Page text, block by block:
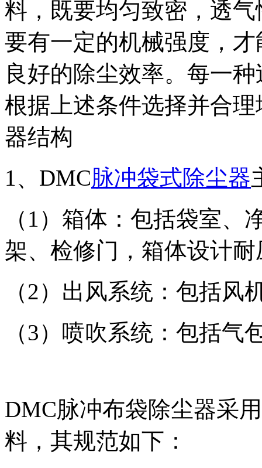
料，既要均匀致密，透
要有一定的机械强度，
良好的除尘效率。每一
根据上述条件选择并合
器结构
1、DMC脉冲袋式除尘器
（1）箱体：包括袋室
架、检修门，箱体设计耐
（2）出风系统：包括风
（3）喷吹系统：包括
DMC脉冲布袋除尘器采
料，其规范如下：